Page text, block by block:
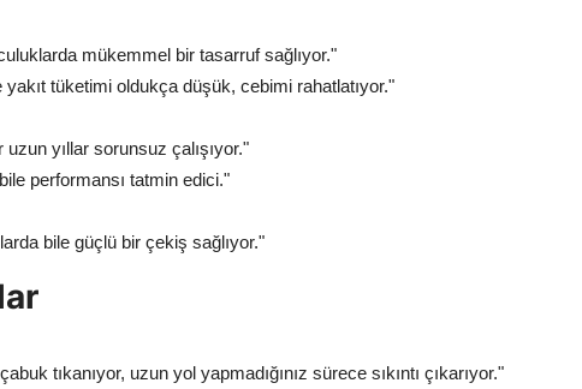
mükemmel bir tasarruf sağlıyor."
yakıt tüketimi oldukça düşük, cebimi rahatlatıyor."
yıllar sorunsuz çalışıyor."
performansı tatmin edici."
bile güçlü bir çekiş sağlıyor."
tıkanıyor, uzun yol yapmadığınız sürece sıkıntı çıkarıyor."